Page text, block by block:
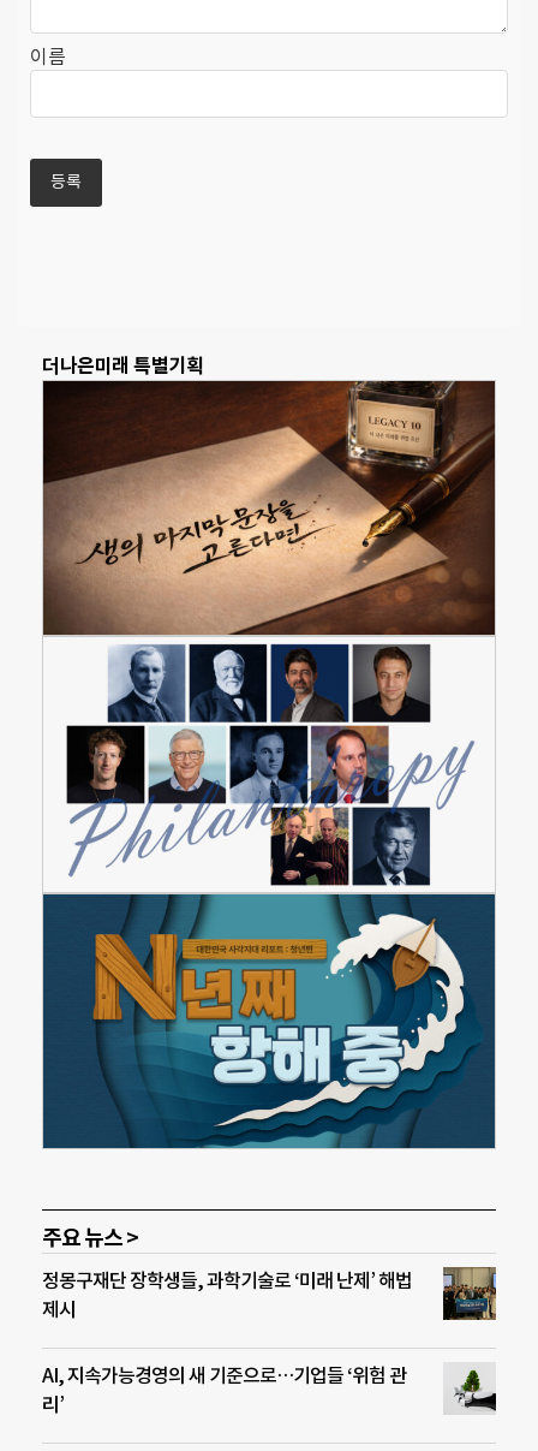
이름
더나은미래 특별기획
주요 뉴스 >
정몽구재단 장학생들, 과학기술로 ‘미래 난제’ 해법
제시
AI, 지속가능경영의 새 기준으로…기업들 ‘위험 관
리’